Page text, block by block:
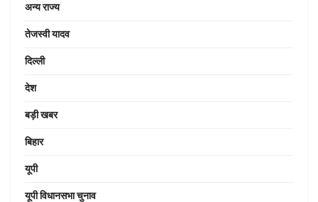
अन्य राज्य
तेजस्वी यादव
दिल्ली
देश
बड़ी खबर
बिहार
यूपी
यूपी विधानसभा चुनाव